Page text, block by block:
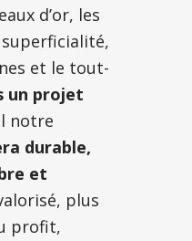
d’or, les
et le tout-
un projet
notre
durable,
et
plus
profit,